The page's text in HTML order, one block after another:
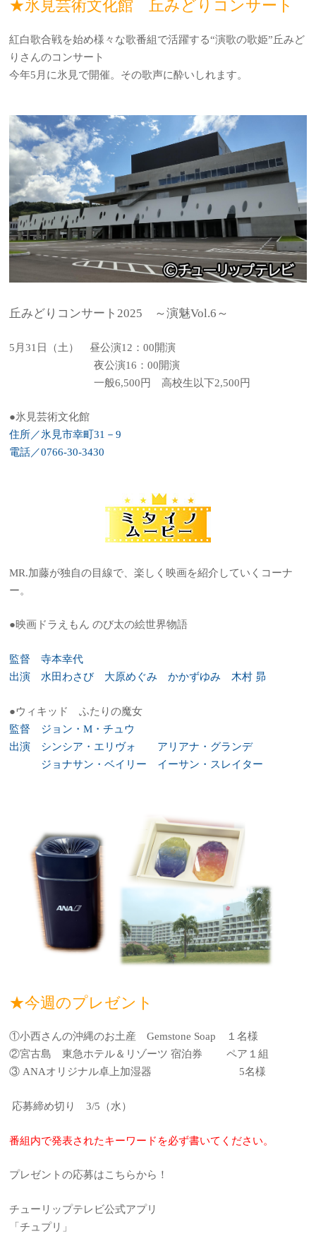
★氷見芸術文化館 丘みどりコンサート
紅白歌合戦を始め様々な歌番組で活躍する“演歌の歌姫”丘みど
りさんのコンサート
今年5月に氷見で開催。その歌声に酔いしれます。
丘みどりコンサート2025 ～演魅Vol.6～
5月31日（土） 昼公演12：00開演
夜公演16：00開演
一般6,500円 高校生以下2,500円
●氷見芸術文化館
住所／氷見市幸町31－9
電話／0766-30-3430
MR.加藤が独自の目線で、楽しく映画を紹介していくコーナ
ー。
●映画ドラえもん のび太の絵世界物語
監督 寺本幸代
出演 水田わさび 大原めぐみ かかずゆみ 木村 昴
●ウィキッド ふたりの魔女
監督 ジョン・M・チュウ
出演 シンシア・エリヴォ アリアナ・グランデ
ジョナサン・ベイリー イーサン・スレイター
★今週のプレゼント
①小西さんの沖縄のお土産 Gemstone Soap １名様
②宮古島 東急ホテル＆リゾーツ 宿泊券 ペア１組
③ ANAオリジナル卓上加湿器 5名様
応募締め切り 3/5（水）
番組内で発表されたキーワードを必ず書いてください。
プレゼントの応募はこちらから！
チューリップテレビ公式アプリ
「チュプリ」